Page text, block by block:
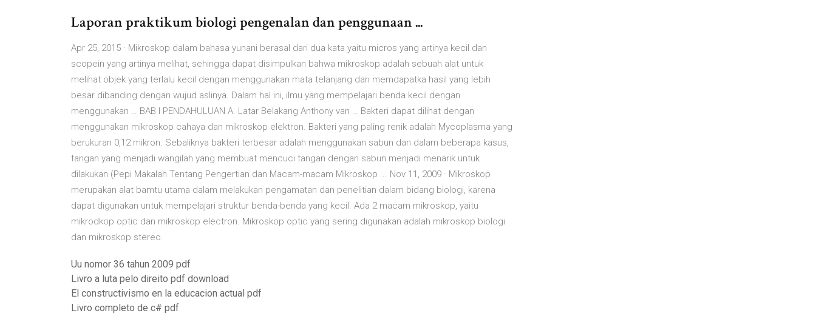
Laporan praktikum biologi pengenalan dan penggunaan ...
Apr 25, 2015 · Mikroskop dalam bahasa yunani berasal dari dua kata yaitu micros yang artinya kecil dan
scopein yang artinya melihat, sehingga dapat disimpulkan bahwa mikroskop adalah sebuah alat untuk
melihat objek yang terlalu kecil dengan menggunakan mata telanjang dan memdapatka hasil yang lebih
besar dibanding dengan wujud aslinya. Dalam hal ini, ilmu yang mempelajari benda kecil dengan
menggunakan … BAB I PENDAHULUAN A. Latar Belakang Anthony van … Bakteri dapat dilihat dengan
menggunakan mikroskop cahaya dan mikroskop elektron. Bakteri yang paling renik adalah Mycoplasma yang
berukuran 0,12 mikron. Sebaliknya bakteri terbesar adalah menggunakan sabun dan dalam beberapa kasus,
tangan yang menjadi wangilah yang membuat mencuci tangan dengan sabun menjadi menarik untuk
dilakukan (Pepi Makalah Tentang Pengertian dan Macam-macam Mikroskop ... Nov 11, 2009 · Mikroskop
merupakan alat bamtu utama dalam melakukan pengamatan dan penelitian dalam bidang biologi, karena
dapat digunakan untuk mempelajari struktur benda-benda yang kecil. Ada 2 macam mikroskop, yaitu
mikrodkop optic dan mikroskop electron. Mikroskop optic yang sering digunakan adalah mikroskop biologi
dan mikroskop stereo.
Uu nomor 36 tahun 2009 pdf
Livro a luta pelo direito pdf download
El constructivismo en la educacion actual pdf
Livro completo de c# pdf